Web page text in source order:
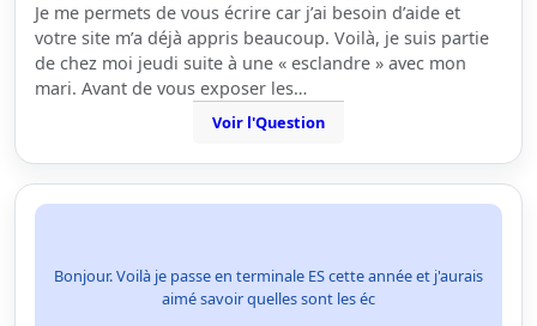
Je me permets de vous écrire car j’ai besoin d’aide et
votre site m’a déjà appris beaucoup. Voilà, je suis partie
de chez moi jeudi suite à une « esclandre » avec mon
mari. Avant de vous exposer les…
Voir l'Question
Bonjour. Voilà je passe en terminale ES cette année et j'aurais
aimé savoir quelles sont les éc